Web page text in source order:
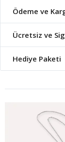
Ödeme ve
Ücretsiz ve
Hediye Paketi